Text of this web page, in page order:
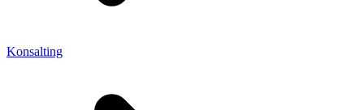
Konsalting